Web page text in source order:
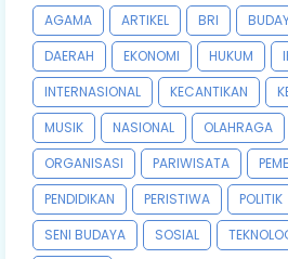
AGAMA ARTIKEL BRI
DAERAH
EKONOMI HUKUM
INTERNASIONAL
KECANTIKAN
MUSIK
NASIONAL OLAHRAGA
ORGANISASI
PARIWISATA
PENDIDIKAN
PERISTIWA POLITIK
SENI BUDAYA
SOSIAL